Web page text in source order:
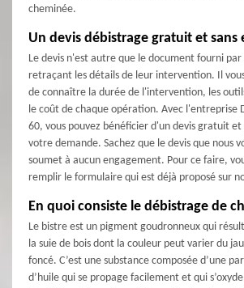
cheminée.
Un devis débistrage gratuit et sans
Le devis n'est autre que le document fourni par
retraçant les détails de leur intervention. Il
de connaître la durée de l'intervention, les
le coût de chaque opération. Avec l'entreprise
60, vous pouvez bénéficier d'un devis gratuit et
votre demande. Sachez que le devis que nous
soumet à aucun engagement. Pour ce faire,
remplir le formulaire qui est déjà proposé sur
En quoi consiste le débistrage de
Le bistre est un pigment goudronneux qui
la suie de bois dont la couleur peut varier du
foncé. C’est une substance composée d’une
d’huile qui se propage facilement et qui